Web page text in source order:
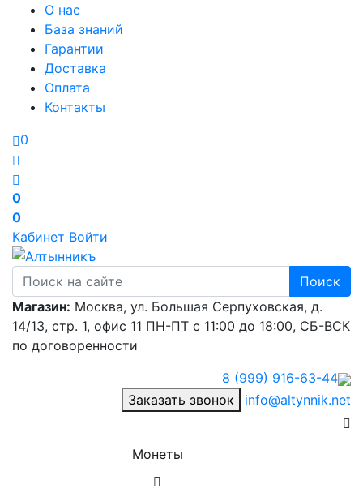
О нас
База знаний
Гарантии
Доставка
Оплата
Контакты
0
0
0
Кабинет Войти
Поиск
Магазин: Москва, ул. Большая Серпуховская, д.
14/13, стр. 1, офис 11 ПН-ПТ с 11:00 до 18:00, СБ-ВСК
по договоренности
8 (999) 916-63-44
Заказать звонок
info@altynnik.net
Монеты